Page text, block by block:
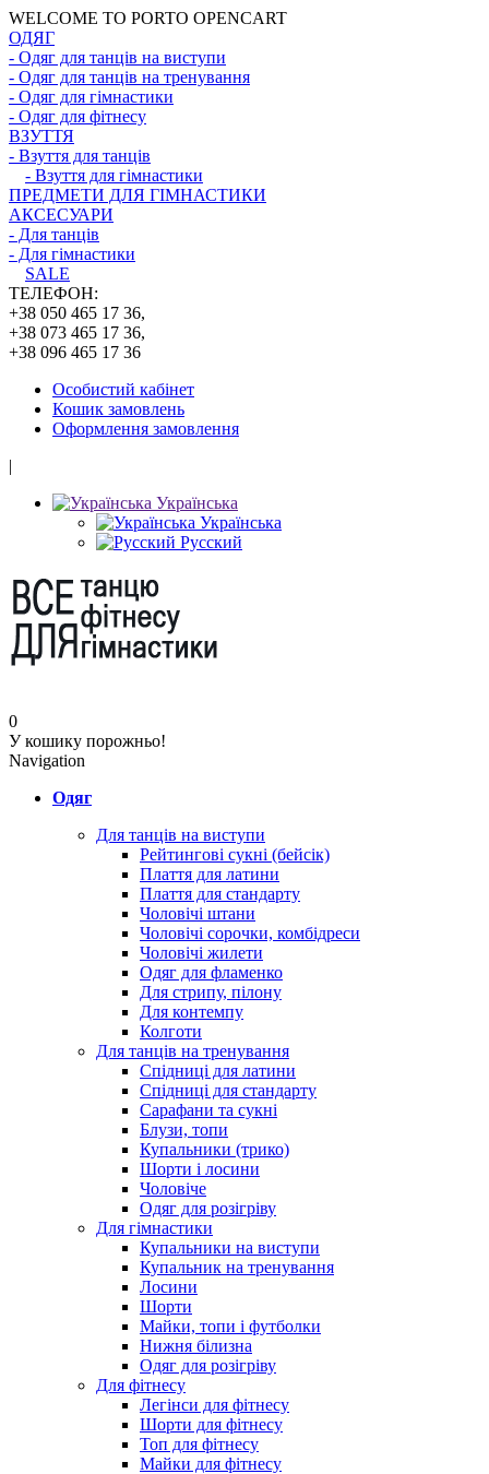
WELCOME TO PORTO OPENCART
ОДЯГ
- Одяг для танців на виступи
- Одяг для танців на тренування
- Одяг для гімнастики
- Одяг для фітнесу
ВЗУТТЯ
- Взуття для танців
- Взуття для гімнастики
ПРЕДМЕТИ ДЛЯ ГІМНАСТИКИ
АКСЕСУАРИ
- Для танців
- Для гімнастики
SALE
ТЕЛЕФОН:
+38 050 465 17 36,
+38 073 465 17 36,
+38 096 465 17 36
Особистий кабінет
Кошик замовлень
Оформлення замовлення
|
Українська
Українська
Русский
0
У кошику порожньо!
Navigation
Одяг
Для танців на виступи
Рейтингові сукні (бейсік)
Плаття для латини
Плаття для стандарту
Чоловічі штани
Чоловічі сорочки, комбідреси
Чоловічі жилети
Одяг для фламенко
Для стрипу, пілону
Для контемпу
Колготи
Для танців на тренування
Спідниці для латини
Спідниці для стандарту
Сарафани та сукні
Блузи, топи
Купальники (трико)
Шорти і лосини
Чоловіче
Одяг для розігріву
Для гімнастики
Купальники на виступи
Купальник на тренування
Лосини
Шорти
Майки, топи і футболки
Нижня білизна
Одяг для розігріву
Для фітнесу
Легінси для фітнесу
Шорти для фітнесу
Топ для фітнесу
Майки для фітнесу